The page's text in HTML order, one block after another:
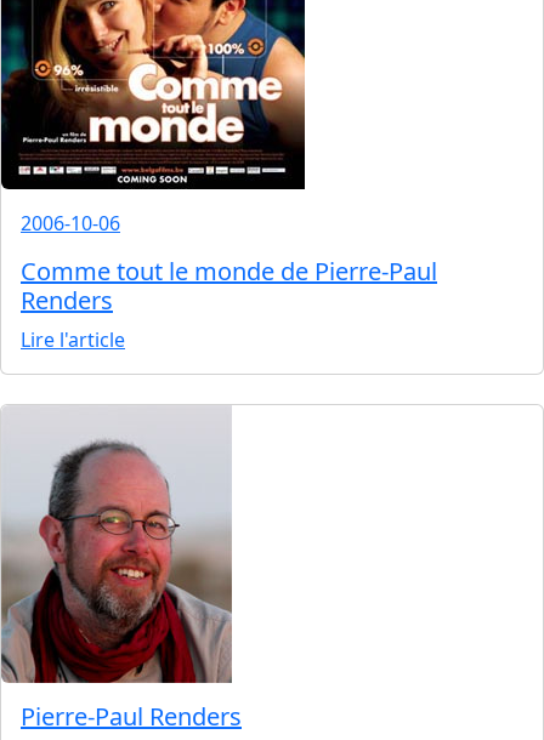
2006-10-06
Comme tout le monde de Pierre-Paul
Renders
Lire l'article
Pierre-Paul Renders